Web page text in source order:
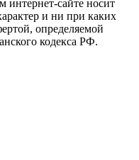
сайте носит
и ни при каких
определяемой
кодекса РФ.